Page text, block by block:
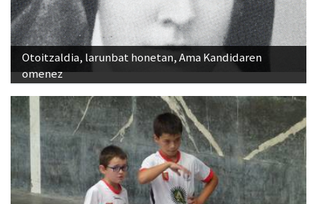
Otoitzaldia, larunbat honetan, Ama Kandidaren
omenez